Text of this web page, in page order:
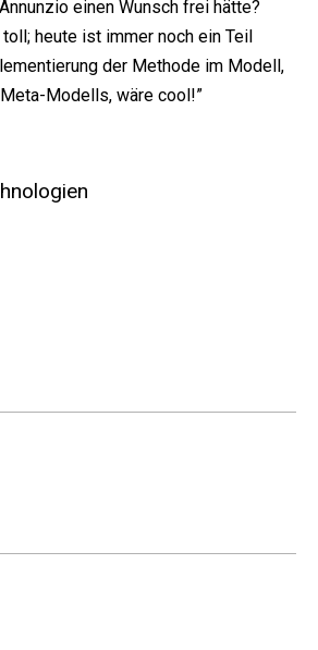
einen Wunsch frei hätte?
heute ist immer noch ein Teil
der Methode im Modell,
Modells, wäre cool!”